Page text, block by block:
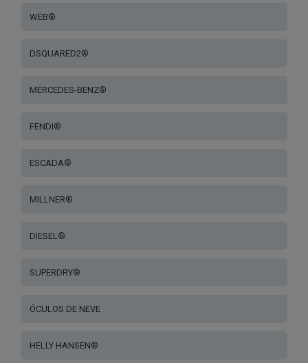
WEB®
DSQUARED2®
MERCEDES-BENZ®
FENDI®
ESCADA®
MILLNER®
DIESEL®
SUPERDRY®
ÓCULOS DE NEVE
HELLY HANSEN®